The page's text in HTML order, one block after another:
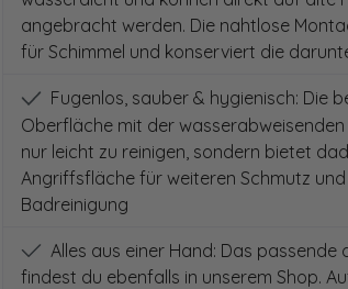
angebracht werden. Die nahtlose
für Schimmel und konserviert die
Fugenlos, sauber & hygienisch: Die
Oberfläche mit der
nur leicht zu reinigen, sondern bietet
Angriffsfläche für weiteren Schmutz
Badreinigung
Alles aus einer Hand: Das
findest du ebenfalls in unserem Shop.